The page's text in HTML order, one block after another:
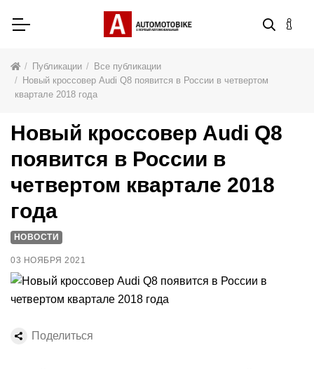
Публикации
Все публикации
Новый кроссовер Audi Q8 появится в России в четвертом
квартале 2018 года
Новый кроссовер Audi Q8
появится в России в
четвертом квартале 2018
года
НОВОСТИ
03 НОЯБРЯ 2021
Поделиться